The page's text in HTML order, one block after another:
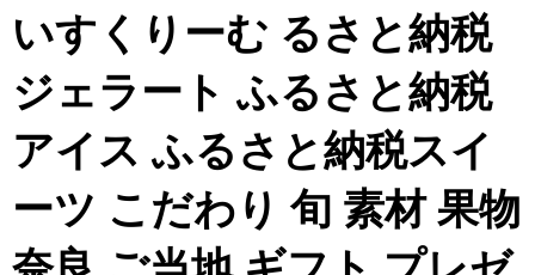
いすくりーむ るさと納税
ジェラート ふるさと納税
アイス ふるさと納税スイ
ーツ こだわり 旬 素材 果物